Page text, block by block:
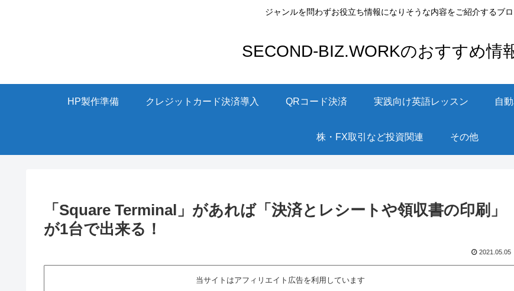
ジャンルを問わずお役立ち情報になりそうな内容をご紹介するブロ
SECOND-BIZ.WORKのおすすめ情
HP製作準備 クレジットカード決済導入 QRコード決済 実践向け英語レッスン 自
株・FX取引など投資関連 その他
「Square Terminal」があれば「決済とレシートや領収書の印刷」
が1台で出来る！
2021.05.05
当サイトはアフィリエイト広告を利用しています